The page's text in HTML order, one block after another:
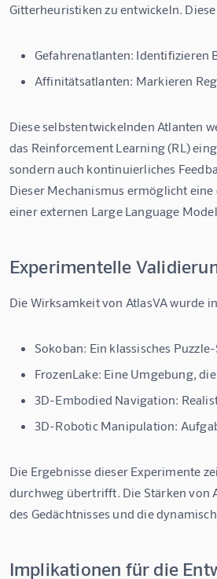
Gitterheuristiken zu entwickeln.
Gefahrenatlanten: Identifizieren
Affinitätsatlanten: Markieren
Diese selbstentwickelnden Atlanten
das Reinforcement Learning (RL)
sondern auch kontinuierliches
Dieser Mechanismus ermöglicht
einer externen Large Language
Experimentelle
Die Wirksamkeit von AtlasVA wurde
Sokoban: Ein klassisches
FrozenLake: Eine Umgebung,
3D-Embodied Navigation:
3D-Robotic Manipulation:
Die Ergebnisse dieser Experimente
durchweg übertrifft. Die Stärken von
des Gedächtnisses und die
Implikationen für die